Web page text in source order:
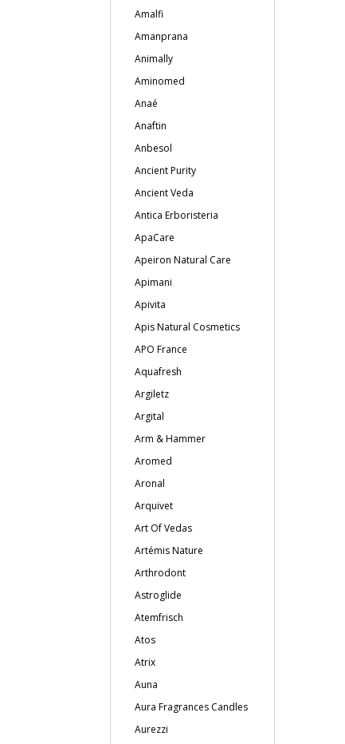
Amalfi
Amanprana
Animally
Aminomed
Anaé
Anaftin
Anbesol
Ancient Purity
Ancient Veda
Antica Erboristeria
ApaCare
Apeiron Natural Care
Apimani
Apivita
Apis Natural Cosmetics
APO France
Aquafresh
Argiletz
Argital
Arm & Hammer
Aromed
Aronal
Arquivet
Art Of Vedas
Artémis Nature
Arthrodont
Astroglide
Atemfrisch
Atos
Atrix
Auna
Aura Fragrances Candles
Aurezzi